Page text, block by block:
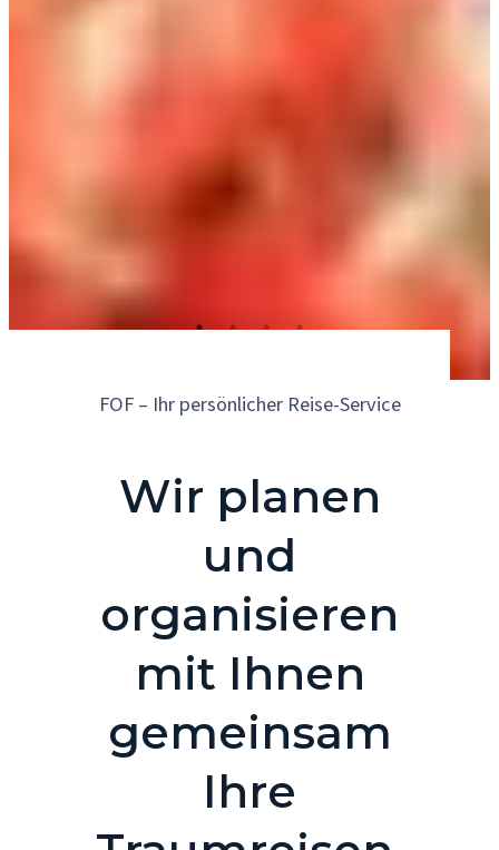
FOF – Ihr persönlicher Reise-Service
Wir planen
und
organisieren
mit Ihnen
gemeinsam
Ihre